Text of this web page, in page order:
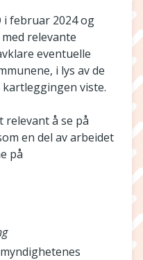
i februar 2024 og
relevante
eventuelle
i lys av de
viste.
relevant å se på
en del av arbeidet
på